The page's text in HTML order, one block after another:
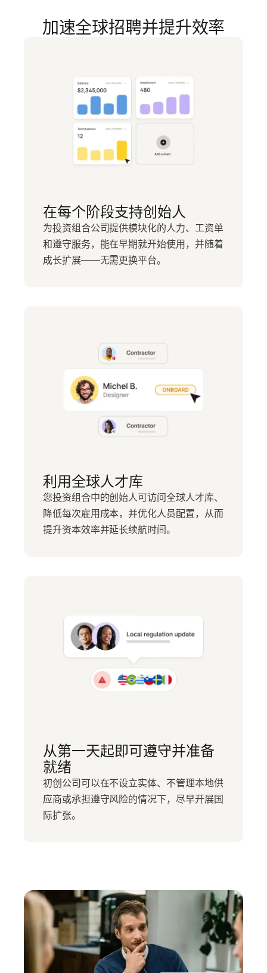
加速全球招聘并提升效率
在每个阶段支持创始人
为投资组合公司提供模块化的人力、工资单
和遵守服务，能在早期就开始使用，并随着
成长扩展——无需更换平台。
利用全球人才库
您投资组合中的创始人可访问全球人才库、
降低每次雇用成本，并优化人员配置，从而
提升资本效率并延长续航时间。
从第一天起即可遵守并准备
就绪
初创公司可以在不设立实体、不管理本地供
应商或承担遵守风险的情况下，尽早开展国
际扩张。